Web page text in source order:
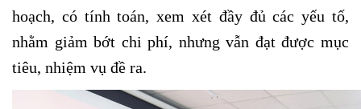
hoạch, có tính toán, xem xét đầy đủ các yếu tố,
nhằm giảm bớt chi phí, nhưng vẫn đạt được mục
tiêu, nhiệm vụ đề ra.